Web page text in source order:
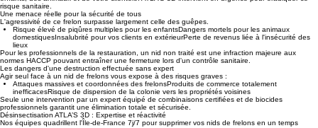
Danger frelons 2026 en Île-de-France : protégez vite vos proches et clients
En 2026, l'invasion des frelons asiatiques explose en Île-de-France. Que ce soit dans votre
jardin, sur vos toitures ou vos terrasses, ces insectes agressifs mettent en péril la sécurité des
enfants, des animaux et de votre clientèle. ATLA’S 3D intervient en urgence pour éradiquer ce
risque sanitaire.
Une menace réelle pour la sécurité de tous
L'agressivité de ce frelon surpasse largement celle des guêpes.
Risque élevé de piqûres multiples pour les enfantsDangers mortels pour les animaux
domestiquesInsalubrité pour vos clients en extérieurPerte de revenus liée à l'insécurité des
lieux
Pour les professionnels de la restauration, un nid non traité est une infraction majeure aux
normes HACCP pouvant entraîner une fermeture lors d'un contrôle sanitaire.
Les dangers d'une destruction effectuée sans expert
Agir seul face à un nid de frelons vous expose à des risques graves :
Attaques massives et coordonnées des frelonsProduits de commerce totalement
inefficacesRisque de dispersion de la colonie vers les propriétés voisines